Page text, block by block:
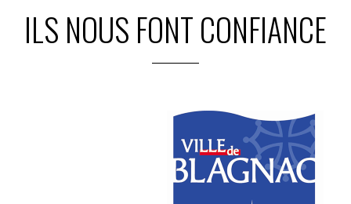
ILS NOUS FONT CONFIANCE